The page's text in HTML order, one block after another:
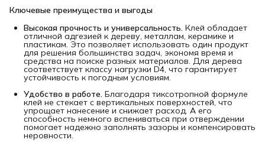
Ключевые преимущества и выгоды
Высокая прочность и универсальность. Клей обладает
отличной адгезией к дереву, металлам, керамике и
пластикам. Это позволяет использовать один продукт
для решения большинства задач, экономя время и
средства на поиске разных материалов. Для дерева
соответствует классу нагрузки D4, что гарантирует
устойчивость к погодным условиям.
Удобство в работе. Благодаря тиксотропной формуле
клей не стекает с вертикальных поверхностей, что
упрощает нанесение и снижает расход. А его
способность немного вспениваться при отверждении
помогает надежно заполнять зазоры и компенсировать
неровности.